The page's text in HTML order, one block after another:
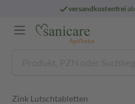
versandkostenfrei
Zink Lutschtabletten